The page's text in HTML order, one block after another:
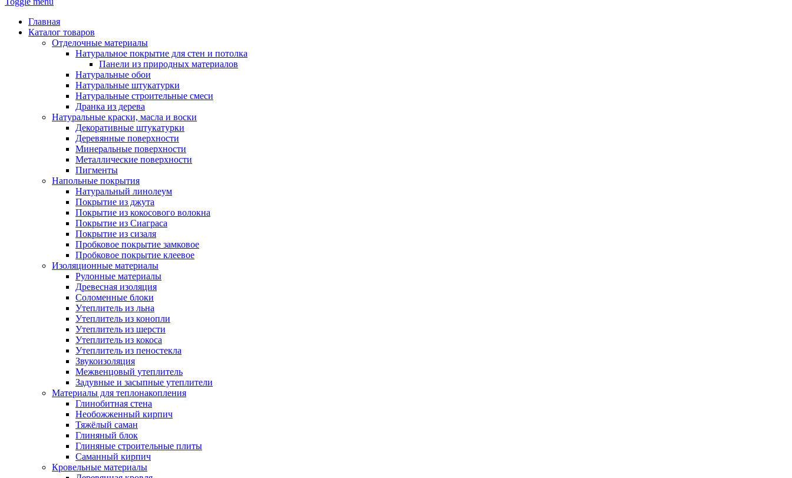
Главная
Каталог товаров
Отделочные материалы
Натуральное покрытие для стен и потолка
Панели из природных материалов
Натуральные обои
Натуральные штукатурки
Натуральные строительные смеси
Дранка из дерева
Натуральные краски, масла и воски
Декоративные штукатурки
Деревянные поверхности
Минеральные поверхности
Металлические поверхности
Пигменты
Напольные покрытия
Натуральный линолеум
Покрытие из джута
Покрытие из кокосового волокна
Покрытие из Сиаграса
Покрытие из сизаля
Пробковое покрытие замковое
Пробковое покрытие клеевое
Изоляционные материалы
Рулонные материалы
Древесная изоляция
Соломенные блоки
Утеплитель из льна
Утеплитель из конопли
Утеплитель из шерсти
Утеплитель из кокоса
Утеплитель из пеностекла
Звукоизоляция
Межвенцовый утеплитель
Задувные и засыпные утеплители
Материалы для теплонакопления
Глинобитная стена
Необожженный кирпич
Тяжёлый саман
Глиняный блок
Глиняные строительные плиты
Саманный кирпич
Кровельные материалы